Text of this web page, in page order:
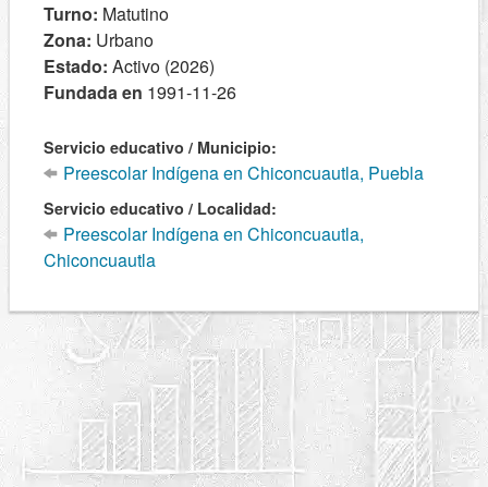
Turno: Matutino
Zona: Urbano
Estado: Activo (2026)
Fundada en 1991-11-26
Servicio educativo / Municipio:
Preescolar Indígena en Chiconcuautla, Puebla
Servicio educativo / Localidad:
Preescolar Indígena en Chiconcuautla,
Chiconcuautla